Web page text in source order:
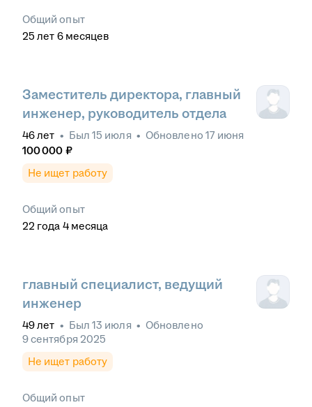
Общий опыт
25 лет 6 месяцев
Заместитель директора, главный
инженер, руководитель отдела
46лет • Был 15 июля • Обновлено 17 июня
100 000 ₽
Не ищет работу
Общий опыт
22 года 4 месяца
главный специалист, ведущий
инженер
49лет • Был 13 июля • Обновлено
9 сентября 2025
Не ищет работу
Общий опыт